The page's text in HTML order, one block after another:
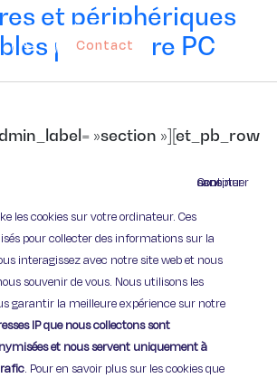
Continuer sans accepter
les cookies sur votre ordinateur. Ces
pour collecter des informations sur la
interagissez avec notre site web et nous
souvenir de vous. Nous utilisons les
garantir la meilleure expérience sur notre
IP que nous collectons sont
et nous servent uniquement à
. Pour en savoir plus sur les cookies que
Contact
et périphériques
pour votre PC
»section »][et_pb_row
»][et_pb_column type= »4_4″]
»Texte »] Vous avez un
? Voici 8 accessoires et
(ou presque) pour
! Prenez soin de votre PC
housse Évidemment ! Si vous
c’est que vous comptez le
votre matériel est fragile,